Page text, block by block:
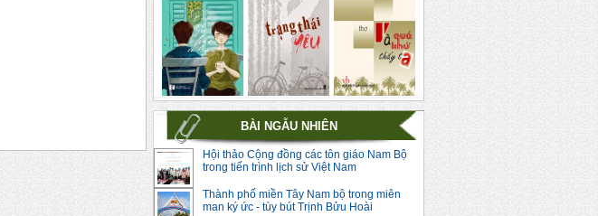
BÀI NGẪU NHIÊN
Hội thảo Cộng đồng các tôn giáo Nam Bộ
trong tiến trình lịch sử Việt Nam
Thành phố miền Tây Nam bộ trong miên
man ký ức - tùy bút Trịnh Bửu Hoài